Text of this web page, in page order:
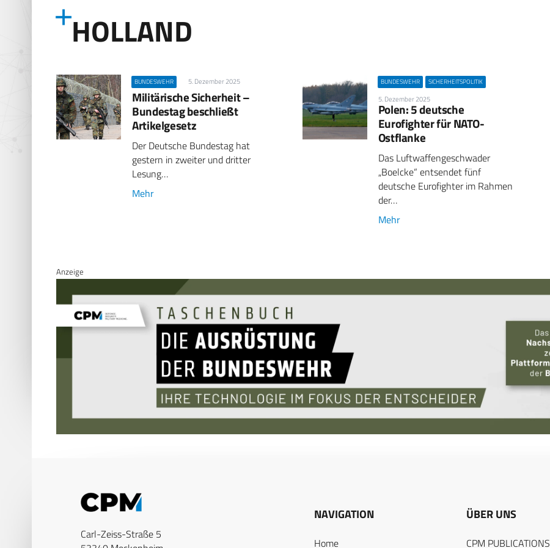
HOLLAND
BUNDESWEHR 5. Dezember 2025
Militärische Sicherheit –
Bundestag beschließt
Artikelgesetz
Der Deutsche Bundestag hat
gestern in zweiter und dritter
Lesung…
Mehr
BUNDESWEHR SICHERHEITSPOLITIK
5. Dezember 2025
Polen: 5 deutsche
Eurofighter für NATO-
Ostflanke
Das Luftwaffengeschwader
„Boelcke“ entsendet fünf
deutsche Eurofighter im Rahmen
der…
Mehr
Anzeige
Carl-Zeiss-Straße 5
NAVIGATION
Home
ÜBER UNS
CPM PUBLICATIONS